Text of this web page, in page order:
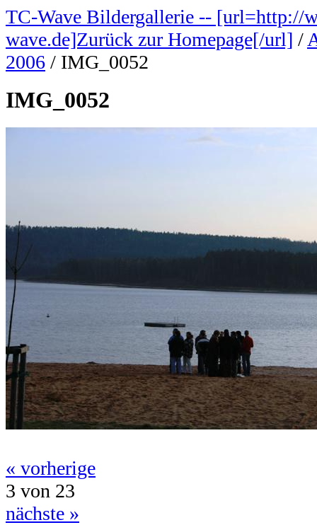
TC-Wave Bildergallerie -- [url=http://
wave.de]Zurück zur Homepage[/url] /
2006 / IMG_0052
IMG_0052
« vorherige
3 von 23
nächste »